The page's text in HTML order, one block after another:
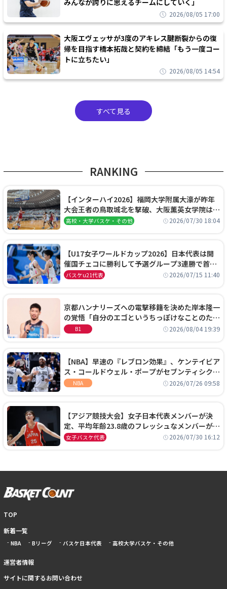
みんなが誇りに思えるチームにしていく」
2026/08/05 17:00
大阪エヴェッサが3度のアキレス腱断裂からの復
帰を目指す橋本拓哉と契約を締結「もう一度コー
トに立ちたい」
2026/08/05 14:54
すべて見る
RANKING
【インターハイ2026】福岡大学附属大濠が昨年
大会王者の鳥取城北を撃破、大阪薫英女学院は岐
阜女子に完勝、大会3日目試合結果
高校・大学バスケ・その他 2026/07/30 18:04
【U17女子ワールドカップ2026】日本代表は開
催国チェコに勝利して予選グループ3連勝で首位
通過！準々決勝の相手はエジプトに決定
バスケu21代表 2026/07/15 11:40
京都ハンナリーズへの電撃移籍を決めた岸本隆一
の覚悟「自分のエゴというちっぽけなことのため
に、京都に来たわけではない」
B1 2026/08/04 19:39
【NBA】早速の『レブロン効果』、ケンテイビア
ス・コールドウェル・ポープがセブンティシクサ
ーズに1年契約で加入
NBA 2026/07/26 09:58
【アジア競技大会】女子日本代表メンバーが決
定、平均年齢23.8歳のフレッシュなメンバーが日
本開催の大舞台で頂点を狙う
女子バスケ代表 2026/07/30 16:12
TOP
新着一覧
NBA Bリーグ バスケ日本代表 高校大学バスケ・その他
運営者情報
サイトに関するお問い合わせ